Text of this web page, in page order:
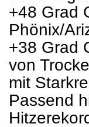
+48 Grad
Phönix/
+38 Grad
von
mit
Passend